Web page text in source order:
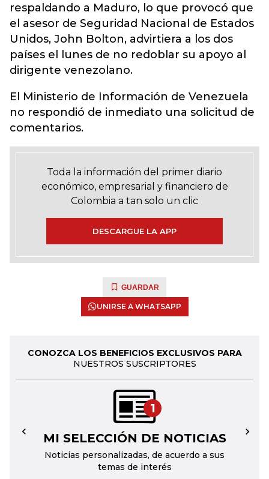
respaldando a Maduro, lo que provocó que
el asesor de Seguridad Nacional de Estados
Unidos, John Bolton, advirtiera a los dos
países el lunes de no redoblar su apoyo al
dirigente venezolano.
El Ministerio de Información de Venezuela
no respondió de inmediato una solicitud de
comentarios.
Toda la información del primer diario
económico, empresarial y financiero de
Colombia a tan solo un clic
DESCARGUE LA APP
GUARDAR
UNIRSE A WHATSAPP
CONOZCA LOS BENEFICIOS EXCLUSIVOS PARA
NUESTROS SUSCRIPTORES
1
MI SELECCIÓN DE NOTICIAS
Noticias personalizadas, de acuerdo a sus
temas de interés
← →